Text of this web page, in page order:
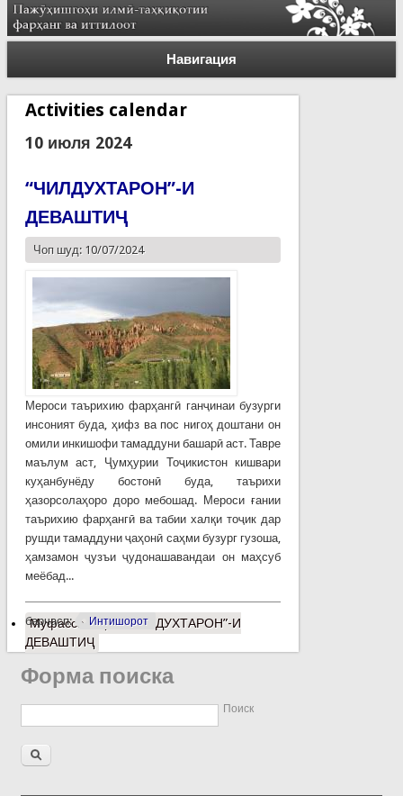
Навигация
Activities calendar
10 июля 2024
“ЧИЛДУХТАРОН”-И
ДЕВАШТИҶ
Чоп шуд: 10/07/2024
Мероси таърихию фарҳангӣ ганҷинаи бузурги
инсоният буда, ҳифз ва пос нигоҳ доштани он
омили инкишофи тамаддуни башарӣ аст. Тавре
маълум аст, Ҷумҳурии Тоҷикистон кишвари
куҳанбунёду бостонӣ буда, таърихи
ҳазорсолаҳоро доро мебошад. Мероси ғании
таърихию фарҳангӣ ва табии халқи тоҷик дар
рушди тамаддуни ҷаҳонӣ саҳми бузург гузоша,
ҳамзамон ҷузъи ҷудонашавандаи он маҳсуб
меёбад...
барчасп: Интишорот
Муфассалтаро “ЧИЛДУХТАРОН”-И
ДЕВАШТИҶ
Форма поиска
Поиск